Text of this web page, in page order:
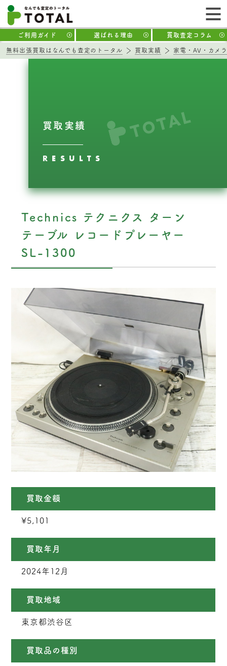
ご利用ガイド 選ばれる理由 買取査定コラム
無料出張買取はなんでも査定のトータル 買取実績 家電・AV・カメラ
買取実績
RESULTS
Technics テクニクス ターン
テーブル レコードプレーヤー
SL-1300
買取金額
¥5,101
買取年月
2024年12月
買取地域
東京都渋谷区
買取品の種別